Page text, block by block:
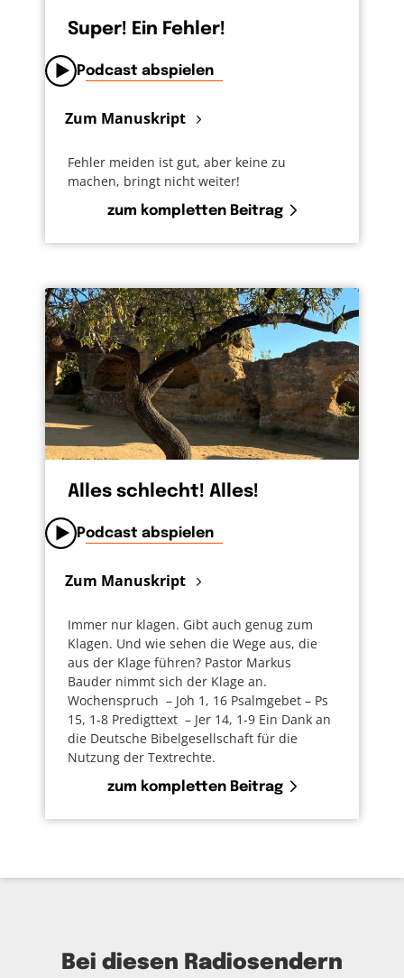
Super! Ein Fehler!
Podcast abspielen
Zum Manuskript
Fehler meiden ist gut, aber keine zu
machen, bringt nicht weiter!
zum kompletten Beitrag
Alles schlecht! Alles!
Podcast abspielen
Zum Manuskript
Immer nur klagen. Gibt auch genug zum
Klagen. Und wie sehen die Wege aus, die
aus der Klage führen? Pastor Markus
Bauder nimmt sich der Klage an.
Wochenspruch – Joh 1, 16 Psalmgebet – Ps
15, 1-8 Predigttext – Jer 14, 1-9 Ein Dank an
die Deutsche Bibelgesellschaft für die
Nutzung der Textrechte.
zum kompletten Beitrag
Bei diesen Radiosendern